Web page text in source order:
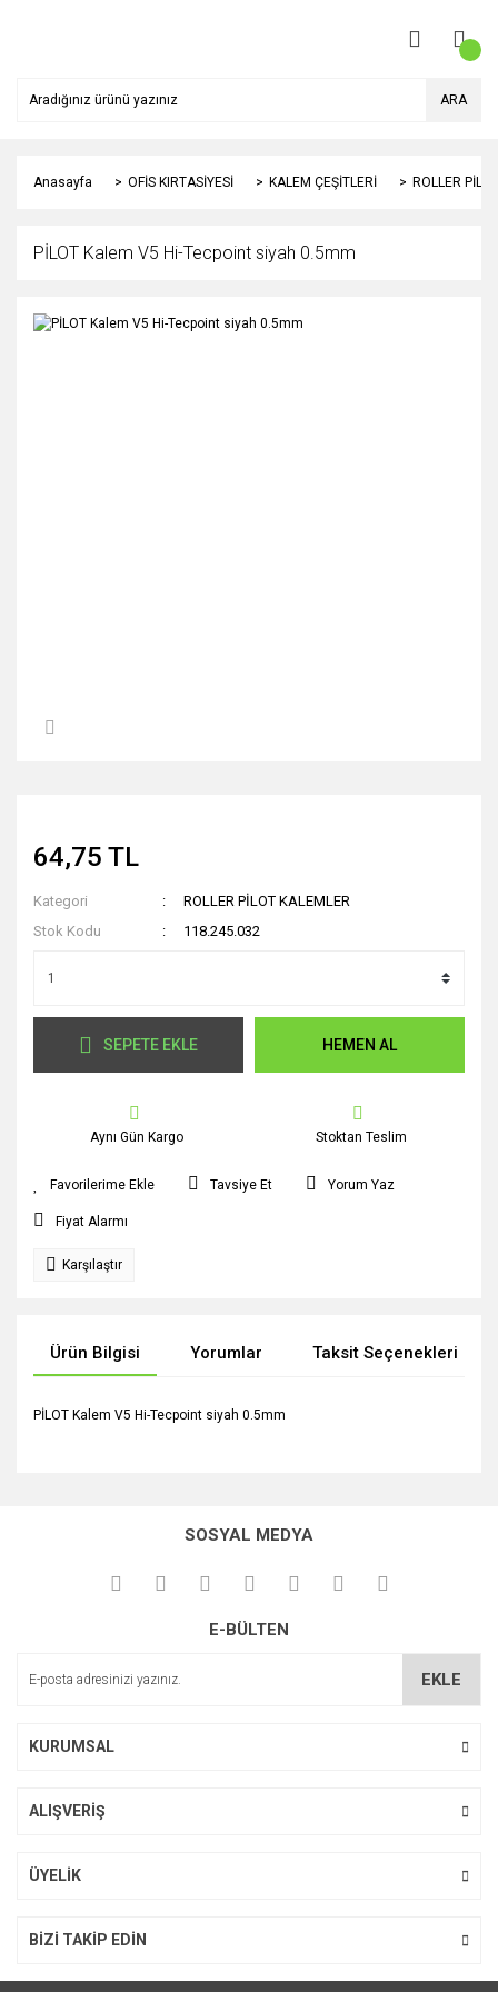
ARA
Anasayfa OFİS KIRTASİYESİ KALEM ÇEŞİTLERİ ROLLER
PİLOT Kalem V5 Hi-Tecpoint siyah 0.5mm
64,75 TL
Kategori
ROLLER PİLOT KALEMLER
Stok Kodu
118.245.032
SEPETE EKLE HEMEN AL
Aynı Gün Kargo Stoktan Teslim
Tavsiye Et Yorum Yaz
Fiyat Alarmı
Karşılaştır
Ürün Bilgisi Yorumlar Taksit Seçenekleri
PİLOT Kalem V5 Hi-Tecpoint siyah 0.5mm
kullanarak tarafımıza iletebilirsiniz.
Görüş ve önerileriniz için teşekkür ederiz.
Ürün açıklamasında eksik bilgiler bulunuyor.
SOSYAL MEDYA
E-BÜLTEN
EKLE
KURUMSAL
ALIŞVERİŞ
ÜYELİK
BİZİ TAKİP EDİN